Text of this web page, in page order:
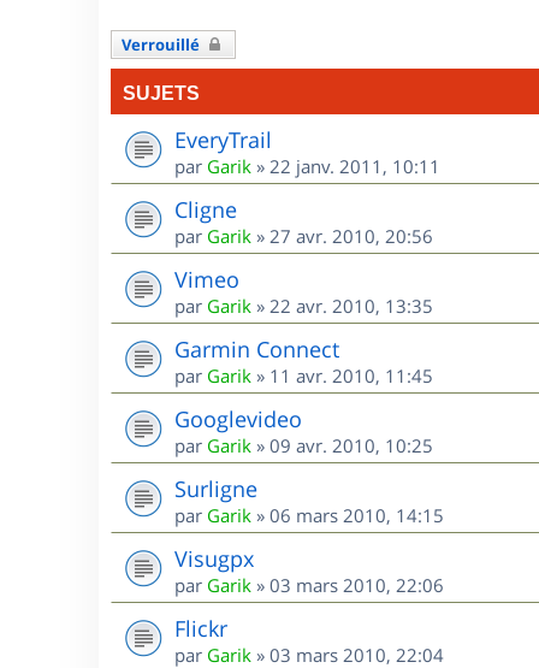
Verrouillé
SUJETS
EveryTrail
par Garik » 22 janv. 2011, 10:11
Cligne
par Garik » 27 avr. 2010, 20:56
Vimeo
par Garik » 22 avr. 2010, 13:35
Garmin Connect
par Garik » 11 avr. 2010, 11:45
Googlevideo
par Garik » 09 avr. 2010, 10:25
Surligne
par Garik » 06 mars 2010, 14:15
Visugpx
par Garik » 03 mars 2010, 22:06
Flickr
par Garik » 03 mars 2010, 22:04